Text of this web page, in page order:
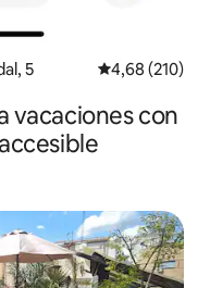
5 Calificación
4,68 (210)
vacaciones con